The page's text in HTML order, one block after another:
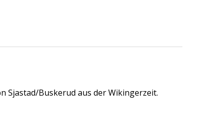
Sjastad/Buskerud aus der Wikingerzeit.